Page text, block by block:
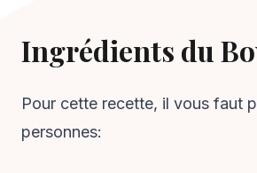
Ingrédients du
Pour cette recette, il vous faut
personnes: